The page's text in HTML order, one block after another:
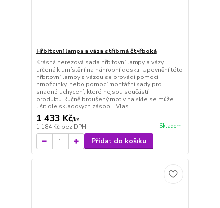
Hřbitovní lampa a váza stříbrná čtyřboká
Krásná nerezová sada hřbitovní lampy a vázy,
určená k umístění na náhrobní desku. Upevnění této
hřbitovní lampy s vázou se provádí pomocí
hmoždinky, nebo pomocí montážní sady pro
snadné uchycení, které nejsou součástí
produktu.Ručně broušený motiv na skle se může
lišit dle skladových zásob. Vlas...
1 433 Kč/ks
1 184 Kč bez DPH Skladem
Přidat do košíku